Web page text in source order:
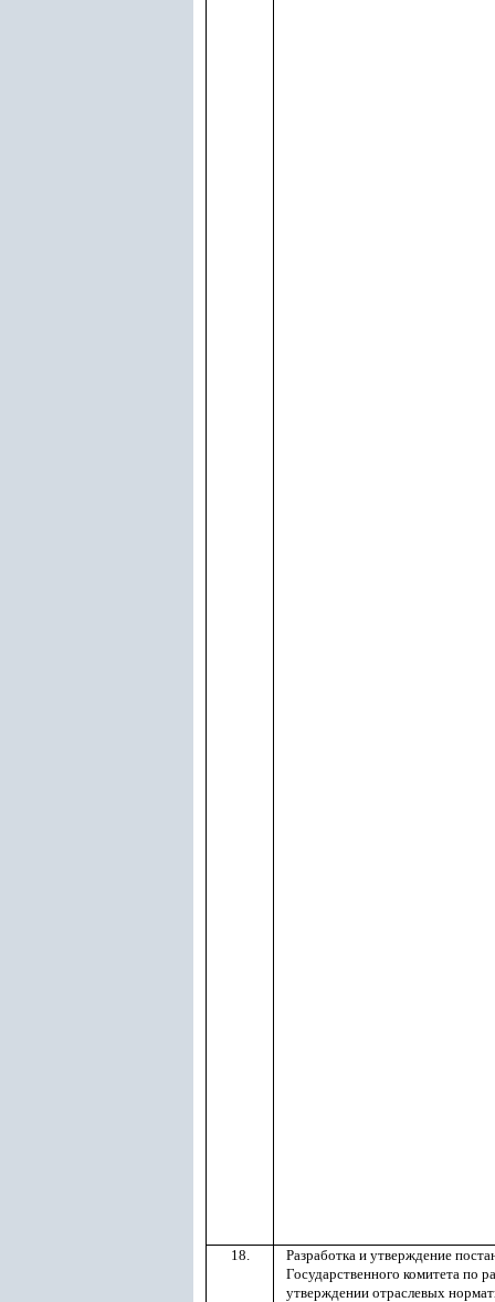
18.
Разработка и утверждение
Государственного комитета по
утверждении отраслевых